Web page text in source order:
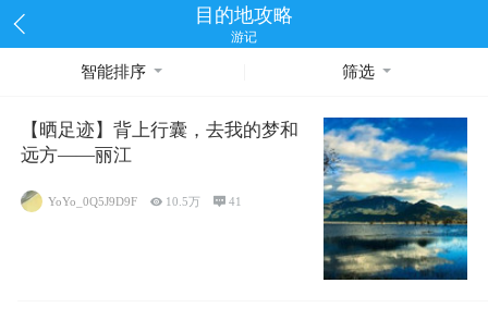
目的地攻略
游记
智能排序 筛选
【晒足迹】背上行囊，去我的梦和
远方——丽江
YoYo_0Q5J9D9F  10.5万 41